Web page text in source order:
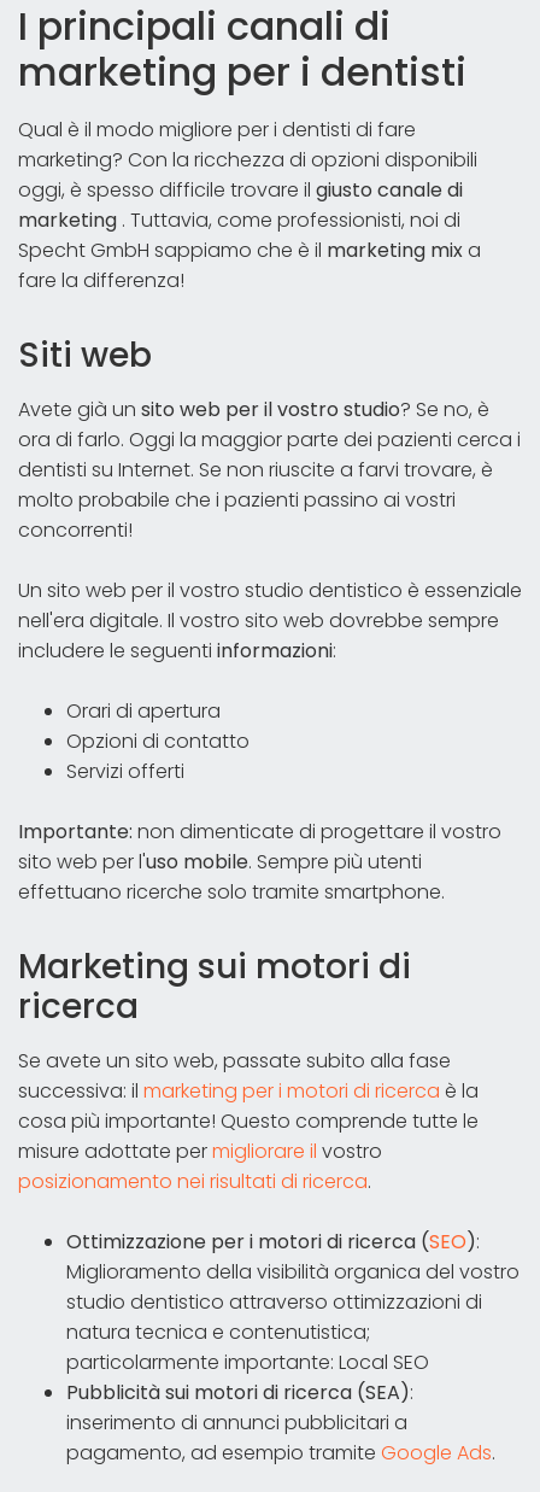
I principali canali di
marketing per i dentisti
Qual è il modo migliore per i dentisti di fare
marketing? Con la ricchezza di opzioni disponibili
oggi, è spesso difficile trovare il giusto canale di
marketing . Tuttavia, come professionisti, noi di
Specht GmbH sappiamo che è il marketing mixa
fare la differenza!
Siti web
Avete già un sito web per il vostro studio? Se no, è
ora di farlo. Oggi la maggior parte dei pazienti cerca i
dentisti su Internet. Se non riuscite a farvi trovare, è
molto probabile che i pazienti passino ai vostri
concorrenti!
Un sito web per il vostro studio dentistico è essenziale
nell'era digitale. Il vostro sito web dovrebbe sempre
includere le seguenti informazioni:
Orari di apertura
Opzioni di contatto
Servizi offerti
Importante: non dimenticate di progettare il vostro
sito web per l'uso mobile. Sempre più utenti
effettuano ricerche solo tramite smartphone.
Marketing sui motori di
ricerca
Se avete un sito web, passate subito alla fase
successiva: il marketing per i motori di ricerca è la
cosa più importante! Questo comprende tutte le
misure adottate permigliorare il vostro
posizionamento nei risultati di ricerca.
Ottimizzazione per i motori di ricerca (SEO):
Miglioramento della visibilità organica del vostro
studio dentistico attraverso ottimizzazioni di
natura tecnica e contenutistica;
particolarmente importante: Local SEO
Pubblicità sui motori di ricerca (SEA):
inserimento di annunci pubblicitari a
pagamento, ad esempio tramite Google Ads.